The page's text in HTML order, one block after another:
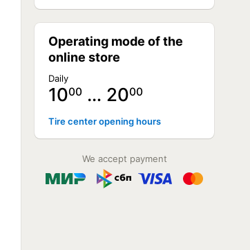
Operating mode of the
online store
Daily
1000 … 2000
Tire center opening hours
We accept payment